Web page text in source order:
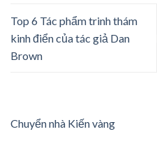
Top 6 Tác phẩm trinh thám
kinh điển của tác giả Dan
Brown
Chuyển nhà Kiến vàng